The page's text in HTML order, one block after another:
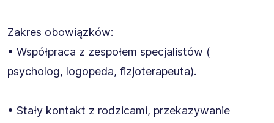
Zakres obowiązków:
• Współpraca z zespołem specjalistów (
psycholog, logopeda, fizjoterapeuta).
• Stały kontakt z rodzicami, przekazywanie